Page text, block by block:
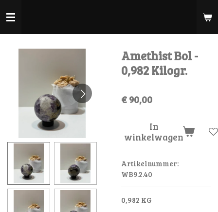
direct
Amethist Bol -
0,982 Kilogr.
€ 90,00
In
winkelwagen
Artikelnummer:
WB9.2.40
0,982 KG